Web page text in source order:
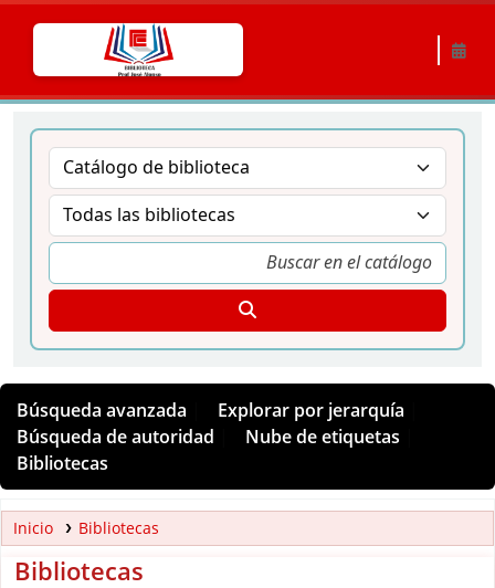
Búsqueda avanzada
Explorar por jerarquía
Búsqueda de autoridad
Nube de etiquetas
Bibliotecas
Inicio Bibliotecas
Bibliotecas